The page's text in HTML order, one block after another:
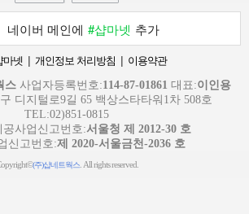
네이버 메인에 #샵마넷 추가
마넷 | 개인정보 처리방침 | 이용약관
스 사업자등록번호:114-87-01861 대표:이인용
디지털로9길 65 백상스타타워1차 508호
TEL:02)851-0815
공사업신고번호:서울청 제 2012-30 호
신고번호:제 2020-서울금천-2036 호
(주)샵네트웍스. All rights reserved.